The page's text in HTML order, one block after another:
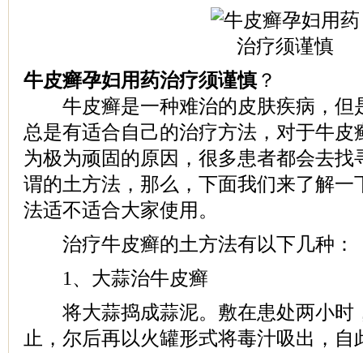
牛皮癣孕妇用药治疗须谨慎？
牛皮癣是一种难治的皮肤疾病，但
总是有适合自己的治疗方法，对于牛皮
为极为顽固的原因，很多患者都会去找
谓的土方法，那么，下面我们来了解一
法适不适合大家使用。
治疗牛皮癣的土方法有以下几种：
1、大蒜治牛皮癣
将大蒜捣成蒜泥。敷在患处两小时
止，尔后再以火罐形式将毒汁吸出，